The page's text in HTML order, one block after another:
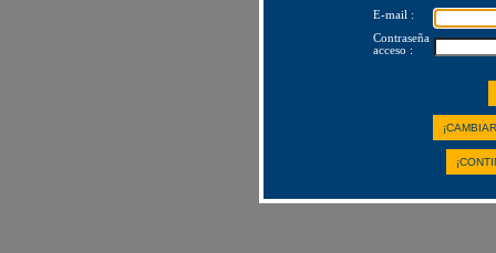
E-mail :
Contraseña
acceso :